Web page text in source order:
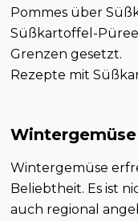
Pommes über
Süßkartoffel-
Grenzen gesetzt.
Rezepte mit
Wintergemüse
Wintergemüse
Beliebtheit. Es ist
auch regional